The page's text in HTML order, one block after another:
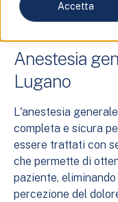
Accetta
Anestesia
Lugano
L'anestesia
completa e sicura
essere trattati con
che permette di
paziente,
percezione del